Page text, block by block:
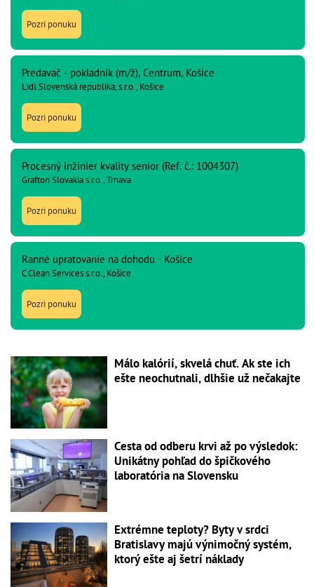
Pozri ponuku
Predavač - pokladník (m/ž), Centrum, Košice
Lidl Slovenská republika, s.r.o., Košice
Pozri ponuku
Procesný inžinier kvality senior (Ref. č.: 1004307)
Grafton Slovakia s.r.o., Trnava
Pozri ponuku
Ranné upratovanie na dohodu - Košice
C Clean Services s.r.o., Košice
Pozri ponuku
Málo kalórií, skvelá chuť. Ak ste ich
ešte neochutnali, dlhšie už nečakajte
Cesta od odberu krvi až po výsledok:
Unikátny pohľad do špičkového
laboratória na Slovensku
Extrémne teploty? Byty v srdci
Bratislavy majú výnimočný systém,
ktorý ešte aj šetrí náklady